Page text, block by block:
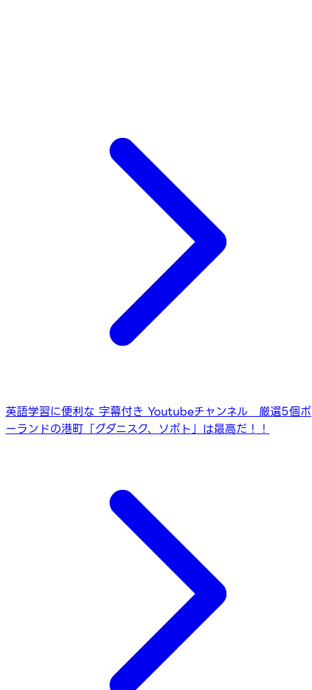
英語学習に便利な 字幕付き Youtubeチャンネル 厳選5個ポ
ーランドの港町「グダニスク、ソポト」は最高だ！！